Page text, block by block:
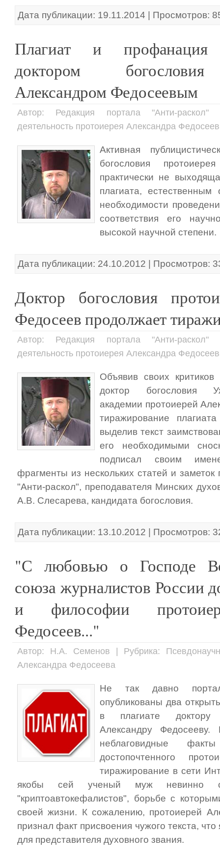
Дата публикации: 19.11.2014 | Просмотров:
Плагиат и профанация
доктором
Александром Федосеевым
Автор: Редакция портала "Анти-раскол"
деятельность протоиерея Александра
Активная
богословия
практически не
плагиата,
необходимости
соответствия его
высокой научной степени.
Дата публикации: 24.10.2012 | Просмотров:
Доктор богословия
Федосеев продолжает
Автор: Редакция портала "Анти-раскол"
деятельность протоиерея Александра
Объявив своих
доктор богословия
академии протоиерей
тиражирование
выделив текст
его необходимыми
подписал своим
фрагменты из нескольких статей и заметок
"Анти-раскол", преподавателя Минских
А.В. Слесарева, кандидата богословия.
Дата публикации: 13.10.2012 | Просмотров:
"С любовью о Господе
союза журналистов России
и философии
Федосеев..."
Автор: Н.А. Семенов | Рубрика:
Александра Федосеева
Не так давно
опубликованы два
в плагиате доктору
Александру
неблаговидные
достопочтенного
тиражирование в сети
якобы сей ученый муж невинно
"криптоавтокефалистов", борьбе с
своей жизни. К сожалению, протоиерей
признал факт присвоения чужого текста,
для представителя духовного звания.